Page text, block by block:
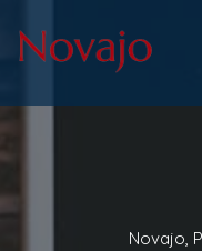
Novajo,